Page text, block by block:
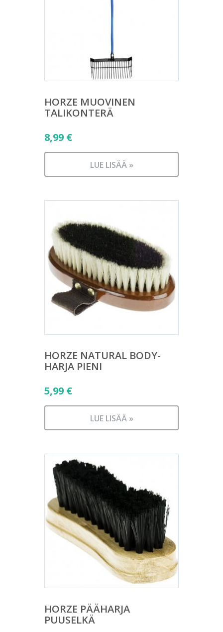
HORZE MUOVINEN
TALIKONTERÄ
8,99 €
LUE LISÄÄ »
HORZE NATURAL BODY-
HARJA PIENI
5,99 €
LUE LISÄÄ »
HORZE PÄÄHARJA
PUUSELKÄ